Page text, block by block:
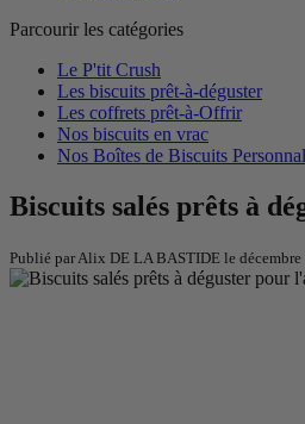
Parcourir les catégories
Le P'tit Crush
Les biscuits prêt-à-déguster
Les coffrets prêt-à-Offrir
Nos biscuits en vrac
Nos Boîtes de Biscuits
Biscuits salés prêts à
Publié par Alix DE LA BASTIDE le décembre